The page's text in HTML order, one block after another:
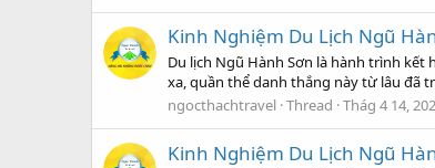
Kinh Nghiệm Du Lịch Ngũ
Du lịch Ngũ Hành Sơn là hành trình
xa, quần thể danh thắng này từ lâu đã
ngocthachtravel Thread Thág 4 14,
Kinh Nghiệm Du Lịch Ngũ